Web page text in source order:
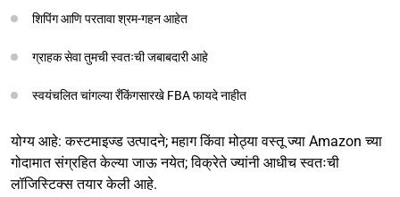
शिपिंग आणि परतावा श्रम-गहन आहेत
ग्राहक सेवा तुमची स्वतःची जबाबदारी आहे
स्वयंचलित चांगल्या रँकिंगसारखे FBA फायदे नाहीत
योग्य आहे: कस्टमाइज्ड उत्पादने; महाग किंवा मोठ्या वस्तू ज्या Amazon च्या
गोदामात संग्रहित केल्या जाऊ नयेत; विक्रेते ज्यांनी आधीच स्वतःची
लॉजिस्टिक्स तयार केली आहे.